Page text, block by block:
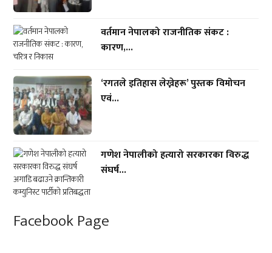
वर्तमान नेपालको राजनीतिक संकट :
कारण,...
‘रगतले इतिहास लेख्नेहरू’ पुस्तक विमोचन
एवं...
गणेश नेपालीको हत्यारो सरकारका विरुद्ध
संघर्ष...
Facebook Page